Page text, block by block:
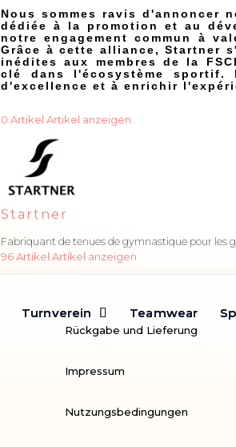
Nous sommes ravis d'annoncer
dédiée à la promotion et au
notre engagement commun à
Grâce à cette alliance, Startner
inédites aux membres de la
clé dans l'écosystème sportif.
d'excellence et à enrichir
0 Artikel Artikel anzeigen
Startner
Fabriquant de tenues de gymnastique pour les
96 Artikel Artikel anzeigen
Turnverein Teamwear
Turnverein Teamwear
Rückgabe und Lieferung
Impressum
Nutzungsbedingungen